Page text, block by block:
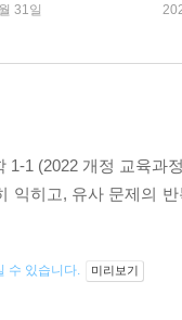
31일
1-1 (2022 개정 교육
익히고, 유사 문제의
수 있습니다. 미리보기